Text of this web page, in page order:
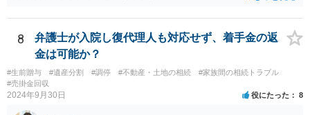
8
弁護士が入院し復代理人も対応せず、着手金の返
金は可能か？
#生前贈与 #遺産分割 #調停 #不動産・土地の相続
#家族間の相続トラブル
#売掛金回収
2024年9月30日 役にたった 8